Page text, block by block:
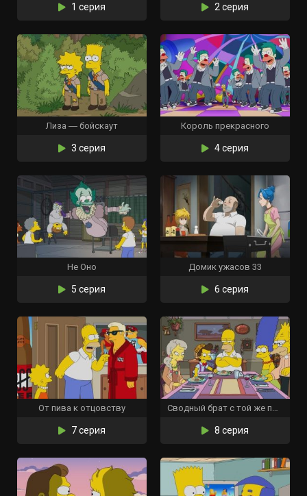
1 серия 2 серия
Лиза ― бойскаут
3 серия
Король прекрасного
4 серия
Не Оно
5 серия
Домик ужасов 33
6 серия
От пива к отцовству
7 серия
Сводный брат с той же планеты
8 серия